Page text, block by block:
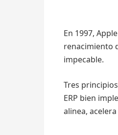
En 1997,
renacimiento
impecable.
Tres
ERP bien
alinea,